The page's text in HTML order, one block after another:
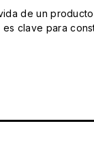
de un
clave para